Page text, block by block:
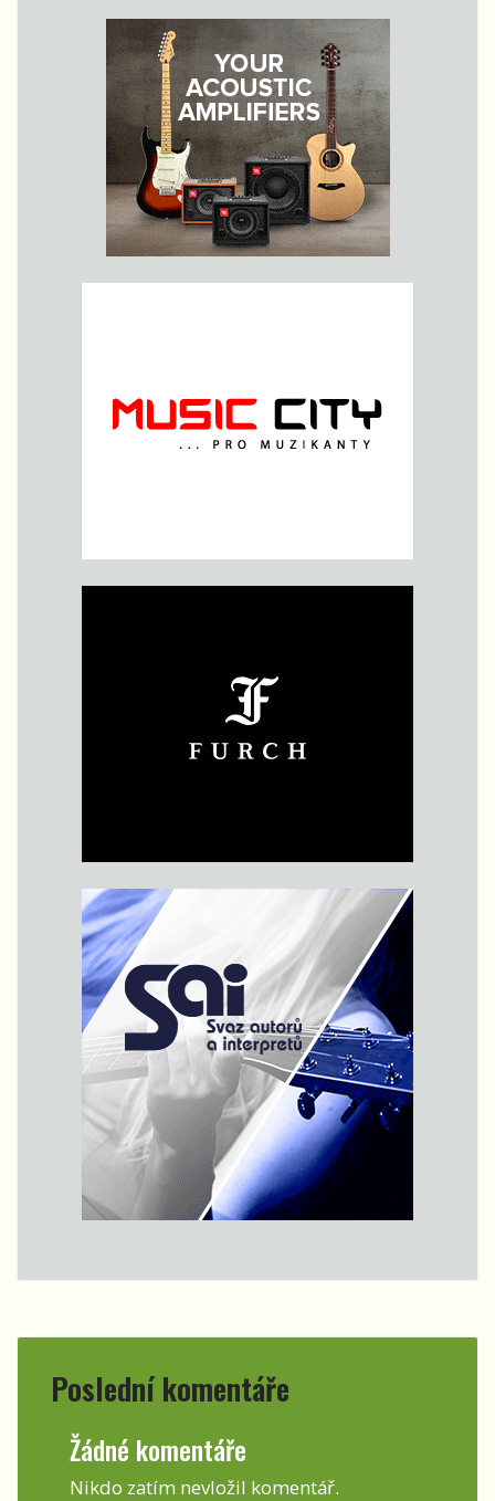
Poslední komentáře
Žádné komentáře
Nikdo zatím nevložil komentář.